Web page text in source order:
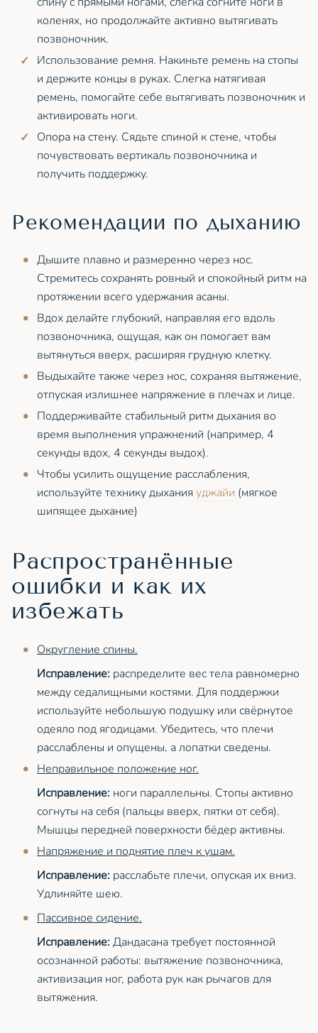
коленях, но продолжайте активно вытягивать
позвоночник.
Использование ремня. Накиньте ремень на стопы
и держите концы в руках. Слегка натягивая
ремень, помогайте себе вытягивать позвоночник и
активировать ноги.
Опора на стену. Сядьте спиной к стене, чтобы
почувствовать вертикаль позвоночника и
получить поддержку.
Рекомендации по дыханию
Дышите плавно и размеренно через нос.
Стремитесь сохранять ровный и спокойный ритм на
протяжении всего удержания асаны.
Вдох делайте глубокий, направляя его вдоль
позвоночника, ощущая, как он помогает вам
вытянуться вверх, расширяя грудную клетку.
Выдыхайте также через нос, сохраняя вытяжение,
отпуская излишнее напряжение в плечах и лице.
Поддерживайте стабильный ритм дыхания во
время выполнения упражнений (например, 4
секунды вдох, 4 секунды выдох).
Чтобы усилить ощущение расслабления,
используйте технику дыханияуджайи (мягкое
шипящее дыхание)
Распространённые
ошибки и как их
избежать
Округление спины.
Исправление: распределите вес тела равномерно
между седалищными костями. Для поддержки
используйте небольшую подушку или свёрнутое
одеяло под ягодицами. Убедитесь, что плечи
расслаблены и опущены, а лопатки сведены.
Неправильное положение ног.
Исправление: ноги параллельны. Стопы активно
согнуты на себя (пальцы вверх, пятки от себя).
Мышцы передней поверхности бёдер активны.
Напряжение и поднятие плеч к ушам.
Исправление: расслабьте плечи, опуская их вниз.
Удлиняйте шею.
Пассивное сидение.
Исправление:Дандасана требует постоянной
осознанной работы: вытяжение позвоночника,
активизация ног, работа рук как рычагов для
вытяжения.